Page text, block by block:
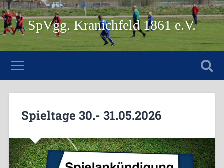
SpVgg. Kranichfeld 1861 e.V.
Spieltage 30.- 31.05.2026